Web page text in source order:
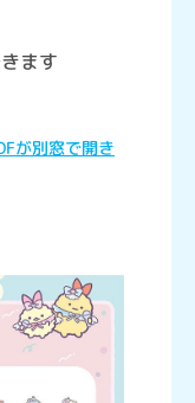
ます
が別窓で開き